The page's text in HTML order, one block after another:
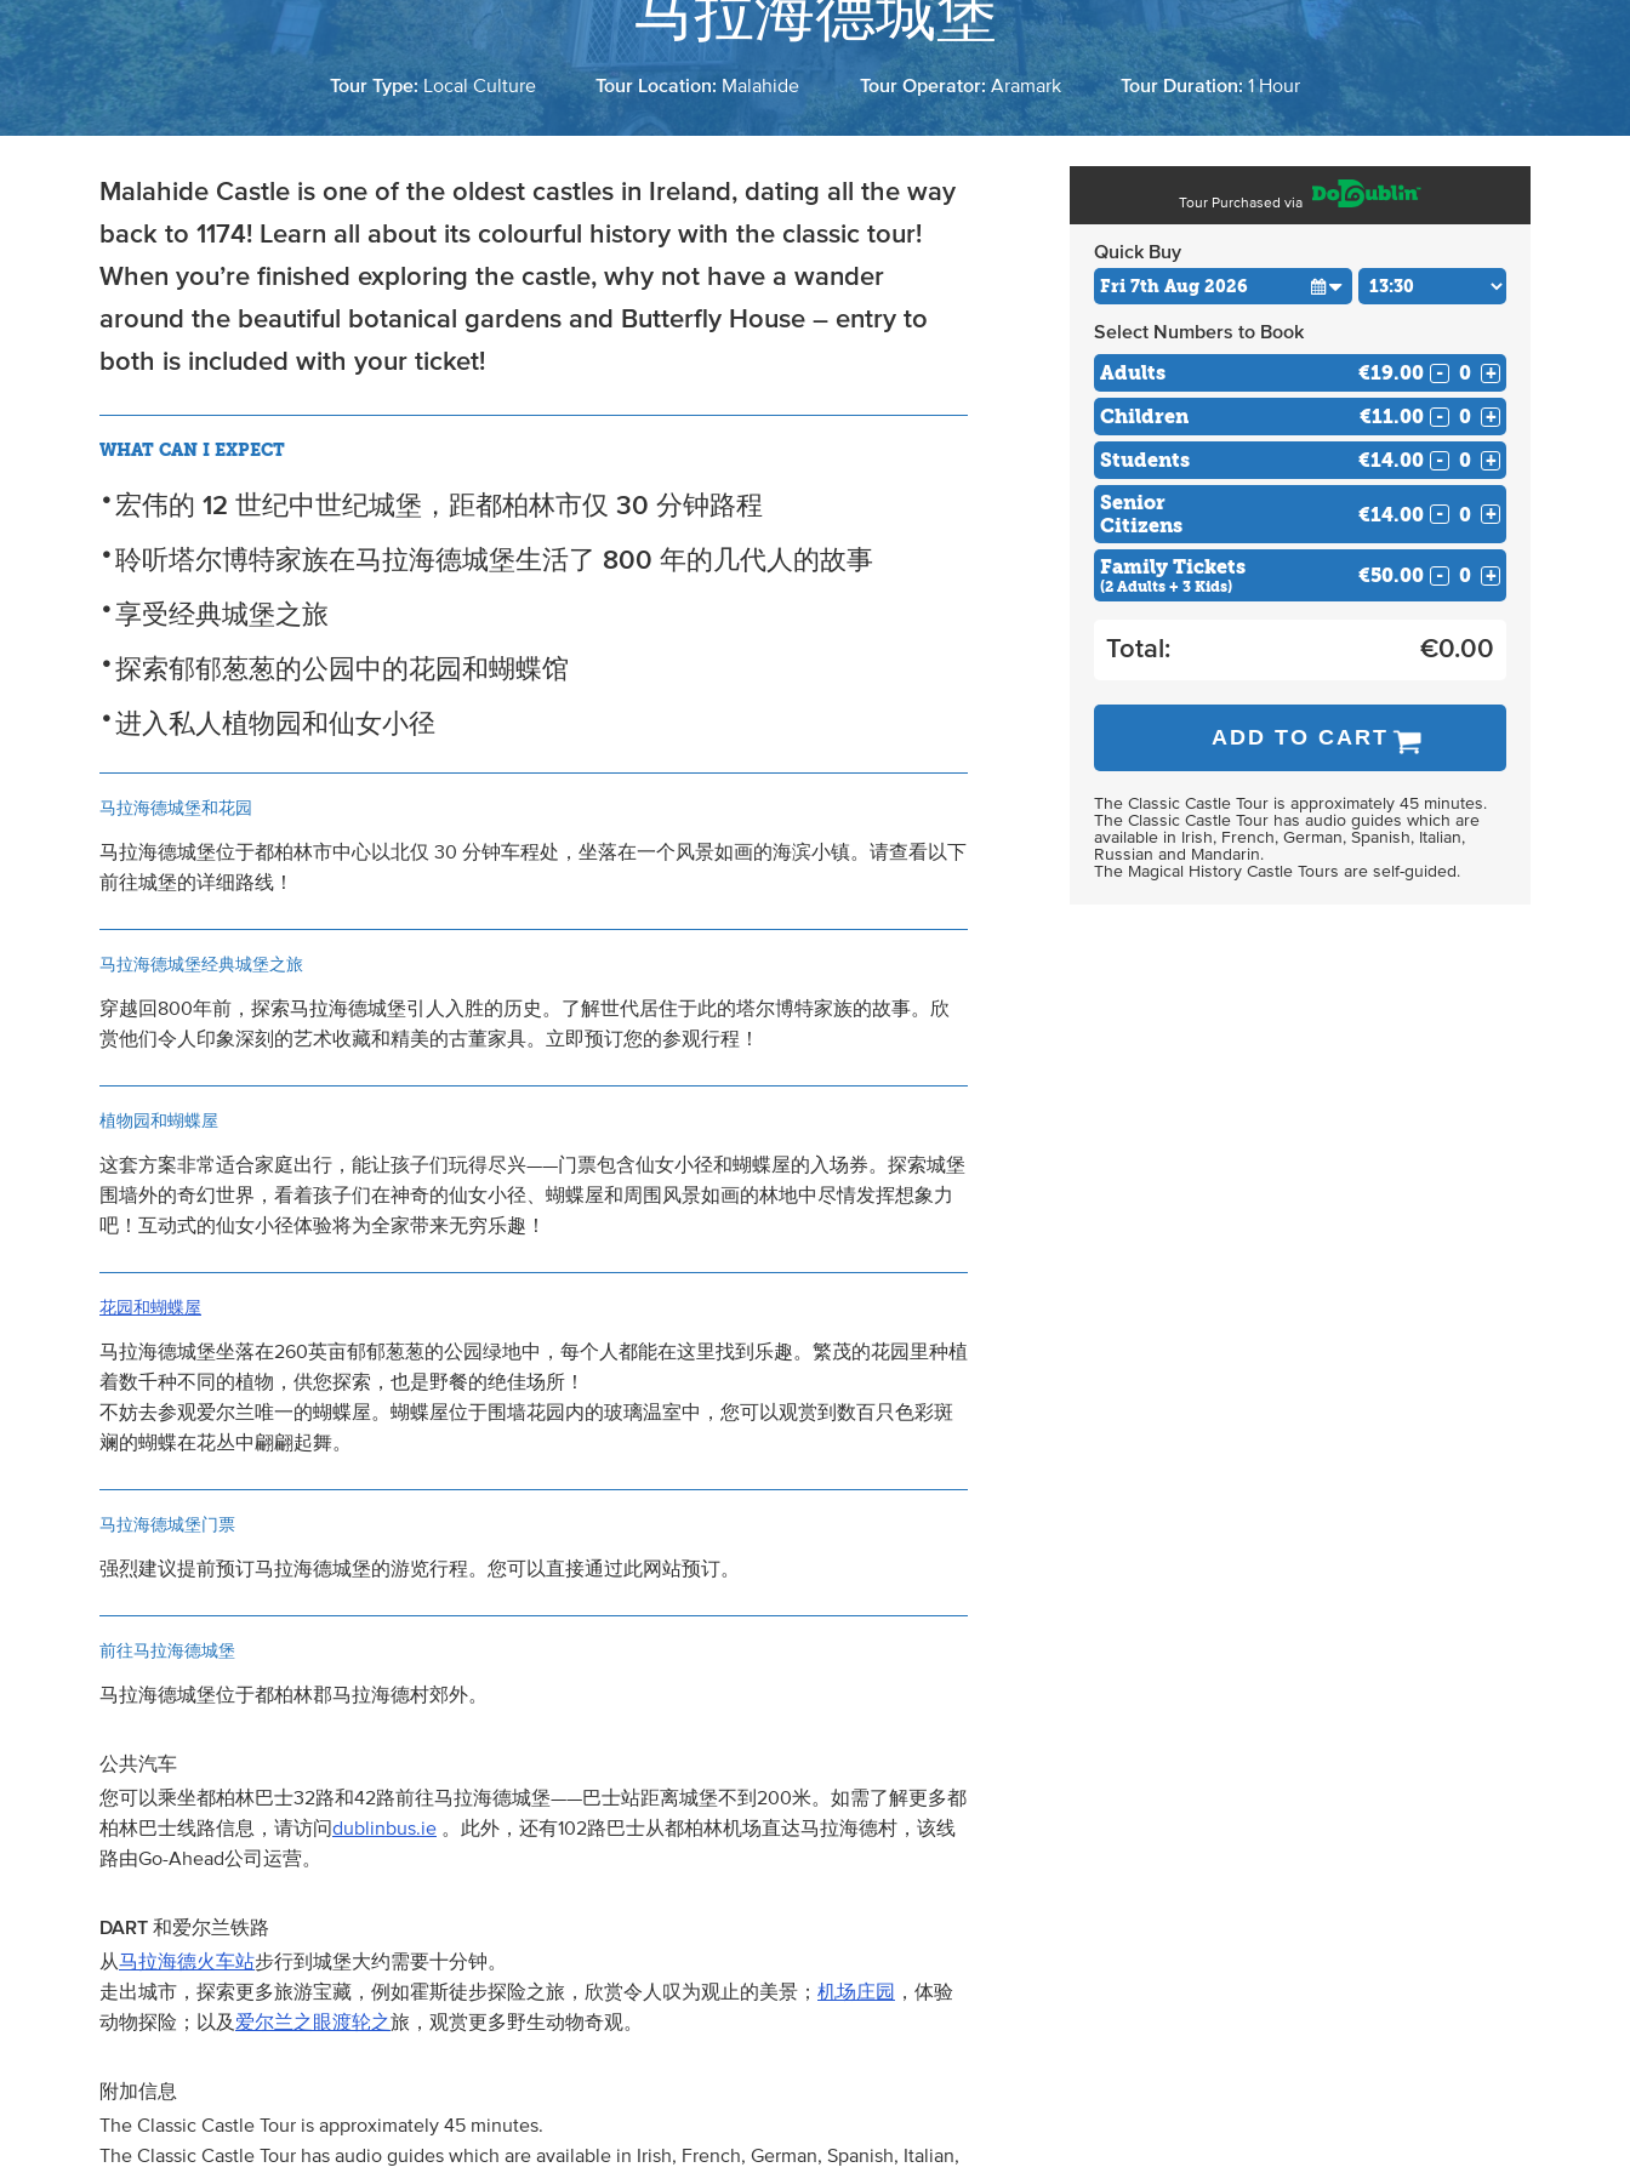
马拉海德城堡
Tour Type: Local Culture Tour Location: Malahide Tour Operator: Aramark Tour Duration:1 Hour
Malahide Castle is one of the oldest castles in Ireland, dating all the way
back to 1174! Learn all about its colourful history with the classic tour!
When you’re finished exploring the castle, why not have a wander
around the beautiful botanical gardens and Butterfly House – entry to
both is included with your ticket!
WHAT CAN I EXPECT
宏伟的 12 世纪中世纪城堡，距都柏林市仅 30 分钟路程
聆听塔尔博特家族在马拉海德城堡生活了 800 年的几代人的故事
享受经典城堡之旅
探索郁郁葱葱的公园中的花园和蝴蝶馆
进入私人植物园和仙女小径
马拉海德城堡和花园
马拉海德城堡位于都柏林市中心以北仅 30 分钟车程处，坐落在一个风景如画的海滨小镇。请查看以下
前往城堡的详细路线！
马拉海德城堡经典城堡之旅
穿越回800年前，探索马拉海德城堡引人入胜的历史。了解世代居住于此的塔尔博特家族的故事。欣
赏他们令人印象深刻的艺术收藏和精美的古董家具。立即预订您的参观行程！
植物园和蝴蝶屋
这套方案非常适合家庭出行，能让孩子们玩得尽兴——门票包含仙女小径和蝴蝶屋的入场券。探索城堡
围墙外的奇幻世界，看着孩子们在神奇的仙女小径、蝴蝶屋和周围风景如画的林地中尽情发挥想象力
吧！互动式的仙女小径体验将为全家带来无穷乐趣！
花园和蝴蝶屋
马拉海德城堡坐落在260英亩郁郁葱葱的公园绿地中，每个人都能在这里找到乐趣。繁茂的花园里种植
着数千种不同的植物，供您探索，也是野餐的绝佳场所！
不妨去参观爱尔兰唯一的蝴蝶屋。蝴蝶屋位于围墙花园内的玻璃温室中，您可以观赏到数百只色彩斑
斓的蝴蝶在花丛中翩翩起舞。
马拉海德城堡门票
强烈建议提前预订马拉海德城堡的游览行程。您可以直接通过此网站预订。
前往马拉海德城堡
马拉海德城堡位于都柏林郡马拉海德村郊外。
公共汽车
您可以乘坐都柏林巴士32路和42路前往马拉海德城堡——巴士站距离城堡不到200米。如需了解更多都
柏林巴士线路信息，请访问 dublinbus.ie 。此外，还有102路巴士从都柏林机场直达马拉海德村，该线
路由Go-Ahead公司运营。
DART 和爱尔兰铁路
从马拉海德火车站步行到城堡大约需要十分钟。
走出城市，探索更多旅游宝藏，例如霍斯徒步探险之旅，欣赏令人叹为观止的美景； 机场庄园
，体验
动物探险；以及 爱尔兰之眼渡轮之旅，观赏更多野生动物奇观。
附加信息
The Classic Castle Tour is approximately 45 minutes.
The Classic Castle Tour has audio guides which are available in Irish, French, German, Spanish, Italian,
Tour Purchased via
Quick Buy
Select Numbers to Book
Adults €19.00 - +
Children €11.00 - +
Students €14.00 - +
Senior
Citizens
€14.00 - +
Family Tickets
(2 Adults + 3 Kids) €50.00 - +
Total: €0.00
ADD TO CART
The Classic Castle Tour is approximately 45 minutes.
The Classic Castle Tour has audio guides which are
available in Irish, French, German, Spanish, Italian,
Russian and Mandarin.
The Magical History Castle Tours are self-guided.